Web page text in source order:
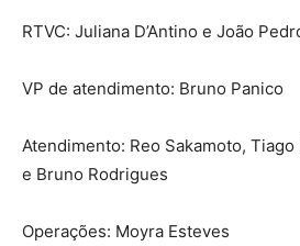
RTVC: Juliana D’Antino e João
VP de atendimento: Bruno Panico
Atendimento: Reo Sakamoto,
e Bruno Rodrigues
Operações: Moyra Esteves